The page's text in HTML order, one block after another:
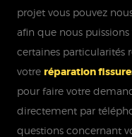
projet vous pouvez
afin que nous
certaines particularités
votre réparation
pour faire votre
directement par
questions concernant